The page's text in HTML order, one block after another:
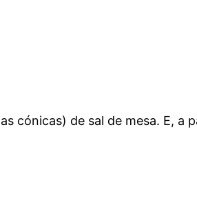
cónicas) de sal de mesa. E,